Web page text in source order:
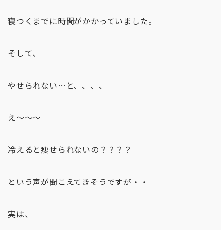
寝つくまでに時間がかかっていました。
そして、
やせられない…と、、、、
え〜〜〜
冷えると痩せられないの？？？？
という声が聞こえてきそうですが・・
実は、